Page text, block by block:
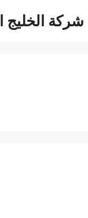
شركة الخليج